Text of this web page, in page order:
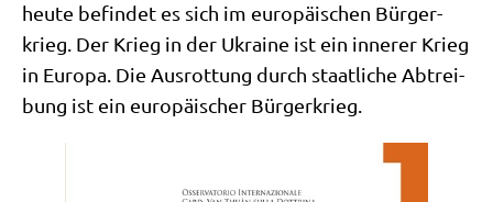
heu­te befin­det es sich im euro­päi­schen Bür­ger­
krieg. Der Krieg in der Ukrai­ne ist ein inne­rer Krieg
in Euro­pa. Die Aus­rot­tung durch staat­li­che Abtrei­
bung ist ein euro­päi­scher Bürgerkrieg.